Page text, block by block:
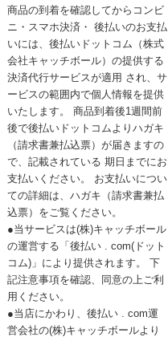
商品の到着を確認してからコンビ
ニ・スマホ決済・ 後払いのお支払
いには、後払いドットコム（株式
会社キャッチボール）の提供する
決済代行サービスが適用 され、サ
ービスの範囲内で個人情報を提供
いたします。 商品到着後1週間前
後で後払いドットコムよりハガキ
（請求書兼払込票）が届きますの
で、記載されている 期日までにお
支払いください。 お支払いについ
ての詳細は、ハガキ（請求書兼払
込票）をご覧ください。
●当サービスは(株)キャッチボール
の運営する「後払い . com(ドット
コム)」により提供されます。 下
記注意事項を確認、同意の上ご利
用ください。
●当店にかわり、後払い . com運
営会社の(株)キャッチボールより